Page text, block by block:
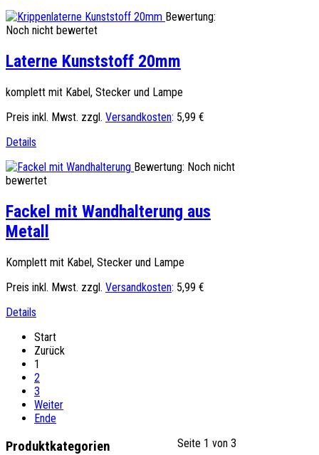
Bewertung:
Noch nicht bewertet
Laterne Kunststoff 20mm
komplett mit Kabel, Stecker und Lampe
Preis inkl. Mwst. zzgl. Versandkosten: 5,99 €
Details
Bewertung: Noch nicht
bewertet
Fackel mit Wandhalterung aus
Metall
Komplett mit Kabel, Stecker und Lampe
Preis inkl. Mwst. zzgl. Versandkosten: 5,99 €
Details
Start
Zurück
1
2
3
Weiter
Ende
Seite 1 von 3
Produktkategorien